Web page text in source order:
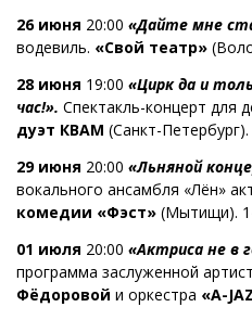
26 июня 20:00 «Дайте мне
водевиль. «Свой театр»
28 июня 19:00 «Цирк да и
час!». Спектакль-концерт для
дуэт КВАМ (Санкт-
29 июня 20:00 «Льняной
вокального ансамбля «Лён»
комедии «Фэст» (Мытищи).
01 июля 20:00 «Актриса не в
программа заслуженной
Фёдоровой и оркестра «A-